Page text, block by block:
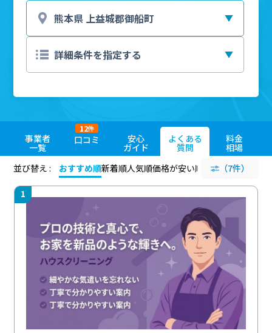
事業者
一覧
口コミ
12件
安心
ガイド
よくある
質問
料金
相場
並び替え :
おすすめ順新着順人気順価格が安い順 評価が高い順
（7件）
1